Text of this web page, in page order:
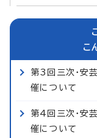
こ
第3回三次・安
催について
第4回三次・安
催について